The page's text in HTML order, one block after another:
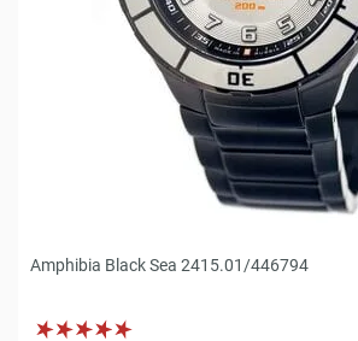
Amphibia Black Sea 2415.01/446794